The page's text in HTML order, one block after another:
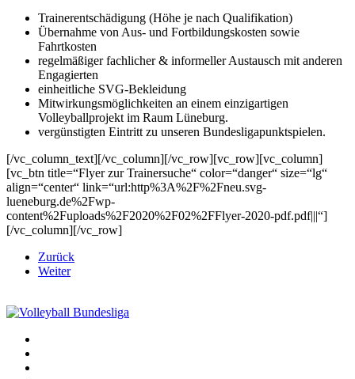
Trainerentschädigung (Höhe je nach Qualifikation)
Übernahme von Aus- und Fortbildungskosten sowie
Fahrtkosten
regelmäßiger fachlicher & informeller Austausch mit anderen
Engagierten
einheitliche SVG-Bekleidung
Mitwirkungsmöglichkeiten an einem einzigartigen
Volleyballprojekt im Raum Lüneburg.
vergünstigten Eintritt zu unseren Bundesligapunktspielen.
[/vc_column_text][/vc_column][/vc_row][vc_row][vc_column]
[vc_btn title=“Flyer zur Trainersuche“ color=“danger“ size=“lg“
align=“center“ link=“url:http%3A%2F%2Fneu.svg-
lueneburg.de%2Fwp-
content%2Fuploads%2F2020%2F02%2FFlyer-2020-pdf.pdf|||“]
[/vc_column][/vc_row]
Zurück
Weiter